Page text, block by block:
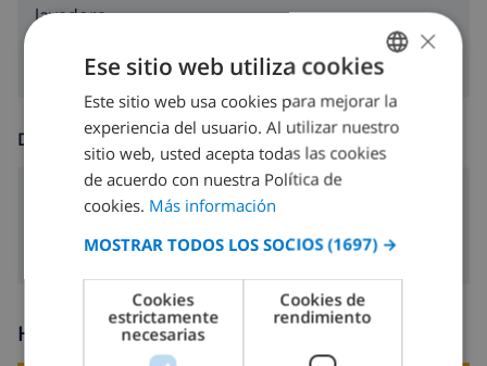
lavadora
DIVERSIÓN
Satélite televisión
Horario de llegada y salida
SPANISH
DUTCH
FRENCH
GERMAN
CATALAN
ITALIAN
DANISH
×
Ese sitio web utiliza cookies
Este sitio web usa cookies para mejorar la
experiencia del usuario. Al utilizar nuestro
sitio web, usted acepta todas las cookies
de acuerdo con nuestra Política de
cookies. Más información
MOSTRAR TODOS LOS SOCIOS (1697) →
Cookies
estrictamente
necesarias
Cookies de
rendimiento